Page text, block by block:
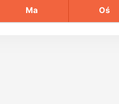
Ma Oś